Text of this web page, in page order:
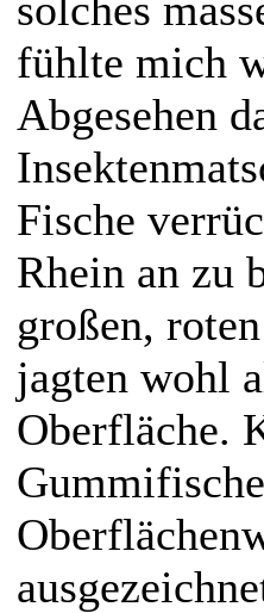
fühlte mich
Abgesehen
Fische
Rhein an zu
großen,
jagten wohl
Oberfläche.